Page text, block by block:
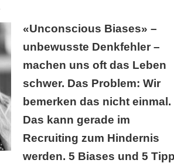
«Unconscious Biases» –
unbewusste Denkfehler –
machen uns oft das Leben
schwer. Das Problem: Wir
bemerken das nicht einmal.
Das kann gerade im
Recruiting zum Hindernis
werden. 5 Biases und 5